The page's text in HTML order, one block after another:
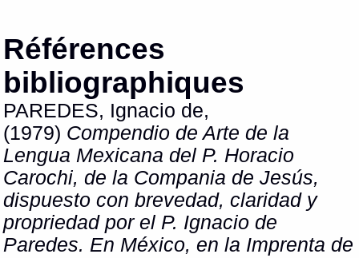
Références
bibliographiques
PAREDES, Ignacio de,
(1979) Compendio de Arte de la
Lengua Mexicana del P. Horacio
Carochi, de la Compania de Jesús,
dispuesto con brevedad, claridad y
propriedad por el P. Ignacio de
Paredes. En México, en la Imprenta de